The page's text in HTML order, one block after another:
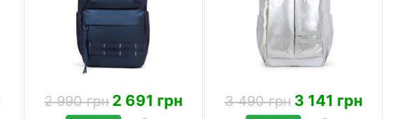
2 990 грн 2 691 грн 3 490 грн 3 141 грн